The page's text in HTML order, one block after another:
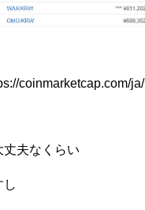
coinmarketcap.com/ja/
丈夫なくらい
し